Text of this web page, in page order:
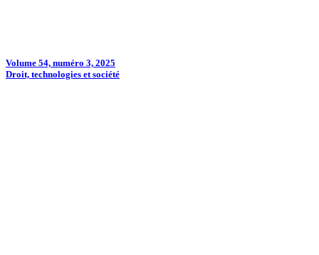
Volume 54, numéro 3, 2025
Droit, technologies et société